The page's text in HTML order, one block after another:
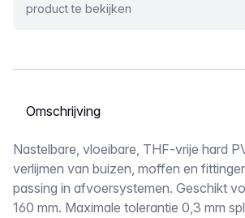
product te bekijken
Selecteer een tabblad
Omschrijving
Nastelbare, vloeibare, THF-vrije hard
verlijmen van buizen, moffen en
passing in afvoersystemen. Geschikt
160 mm. Maximale tolerantie 0,3 mm